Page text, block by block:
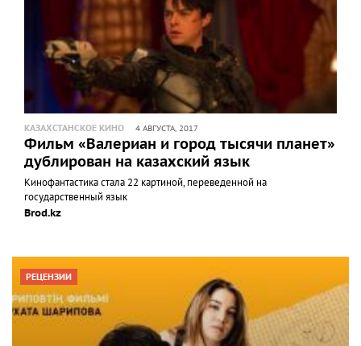
КАЗАХСТАНСКОЕ КИНО 4 АВГУСТА, 2017
Фильм «Валериан и город тысячи планет»
дублирован на казахский язык
Кинофантастика стала 22 картиной, переведенной на
государственный язык
Brod.kz
РЕЦЕНЗИИ